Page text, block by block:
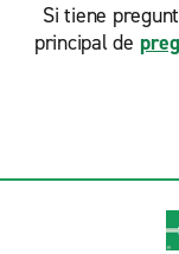
Si tiene
principal de